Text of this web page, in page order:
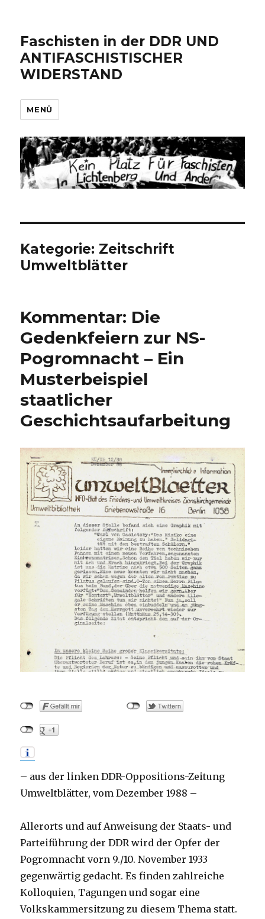
Faschisten in der DDR UND
ANTIFASCHISTISCHER
WIDERSTAND
MENÜ
Kategorie: Zeitschrift
Umweltblätter
Kommentar: Die
Gedenkfeiern zur NS-
Pogromnacht – Ein
Musterbeispiel
staatlicher
Geschichtsaufarbeitung
– aus der linken DDR-Oppositions-Zeitung
Umweltblätter, vom Dezember 1988 –
Allerorts und auf Anweisung der Staats- und
Parteiführung der DDR wird der Opfer der
Pogromnacht vorn 9./10. November 1933
gegenwärtig gedacht. Es finden zahlreiche
Kolloquien, Tagungen und sogar eine
Volkskammersitzung zu diesem Thema statt.